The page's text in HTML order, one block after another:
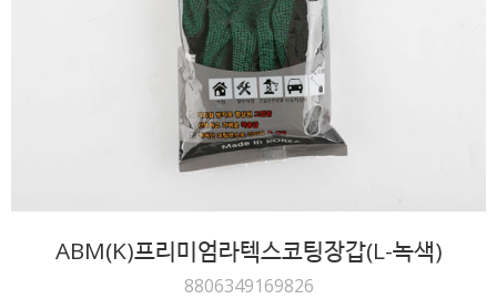
ABM(K)프리미엄라텍스코팅장갑(L-녹색)
8806349169826